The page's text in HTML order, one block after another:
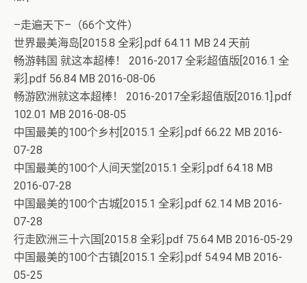
–走遍天下–（66个文件）
世界最美海岛[2015.8 全彩].pdf 64.11 MB 24 天前
畅游韩国 就这本超棒！ 2016-2017 全彩超值版[2016.1 全
彩].pdf 56.84 MB 2016-08-06
畅游欧洲就这本超棒！ 2016-2017全彩超值版[2016.1].pdf
102.01 MB 2016-08-05
中国最美的100个乡村[2015.1 全彩].pdf 66.22 MB 2016-
07-28
中国最美的100个人间天堂[2015.1 全彩].pdf 64.18 MB
2016-07-28
中国最美的100个古城[2015.1 全彩].pdf 62.14 MB 2016-
07-28
行走欧洲三十六国[2015.8 全彩].pdf 75.64 MB 2016-05-29
中国最美的100个古镇[2015.1 全彩].pdf 54.94 MB 2016-
05-25